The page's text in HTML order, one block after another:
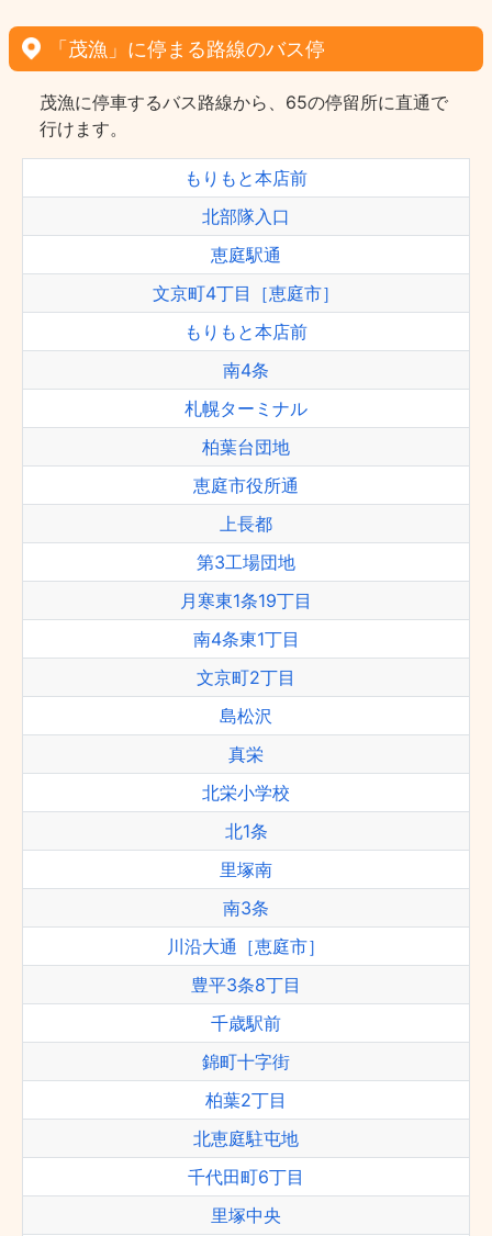
「茂漁」に停まる路線のバス停
茂漁に停車するバス路線から、65の停留所に直通で
行けます。
もりもと本店前
北部隊入口
恵庭駅通
文京町4丁目［恵庭市］
もりもと本店前
南4条
札幌ターミナル
柏葉台団地
恵庭市役所通
上長都
第3工場団地
月寒東1条19丁目
南4条東1丁目
文京町2丁目
島松沢
真栄
北栄小学校
北1条
里塚南
南3条
川沿大通［恵庭市］
豊平3条8丁目
千歳駅前
錦町十字街
柏葉2丁目
北恵庭駐屯地
千代田町6丁目
里塚中央